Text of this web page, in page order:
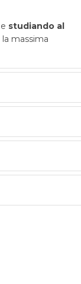
studiando al
massima